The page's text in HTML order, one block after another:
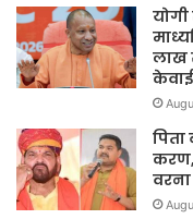
लाख